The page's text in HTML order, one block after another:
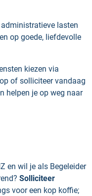
lasten
op goede, liefdevolle
kiezen via
of solliciteer vandaag
helpen je op weg naar
en wil je als Begeleider
Solliciteer
voor een kop koffie;